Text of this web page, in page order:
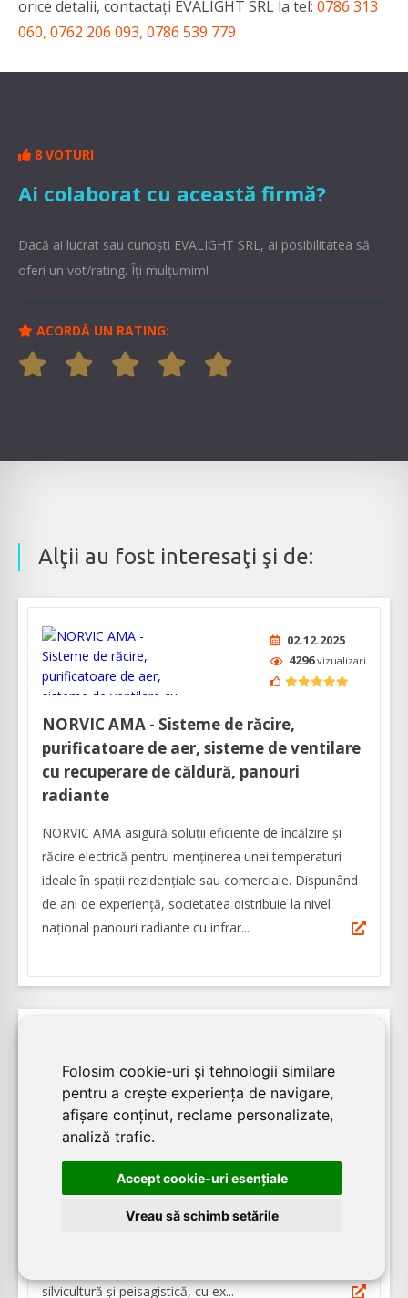
Folosim cookie-uri și tehnologii similare
pentru a crește experiența de navigare,
afișare conținut, reclame personalizate,
analiză trafic.
Accept cookie-uri esenţiale
Vreau să schimb setările
orice detalii, contactaţi EVALIGHT SRL la tel: 0786 313
060, 0762 206 093, 0786 539 779
8 VOTURI
Ai colaborat cu această firmă?
Dacă ai lucrat sau cunoşti EVALIGHT SRL, ai posibilitatea să
oferi un vot/rating. Îți mulțumim!
ACORDĂ UN RATING:
Alţii au fost interesaţi şi de:
02.12.2025
4296vizualizari
NORVIC AMA - Sisteme de răcire,
purificatoare de aer, sisteme de ventilare
cu recuperare de căldură, panouri
radiante
NORVIC AMA asigură soluții eficiente de încălzire și
răcire electrică pentru menținerea unei temperaturi
ideale în spații rezidențiale sau comerciale. Dispunând
de ani de experienţă, societatea distribuie la nivel
național panouri radiante cu infrar...
1694vizualizari
Grădini Verzi - Amenajări profesionale
spații verzi Brașov
Grădini Verzi reprezintă partenerul ideal în domeniul
amenajărilor exterioare, asigurând servicii de
silvicultură și peisagistică, cu ex...